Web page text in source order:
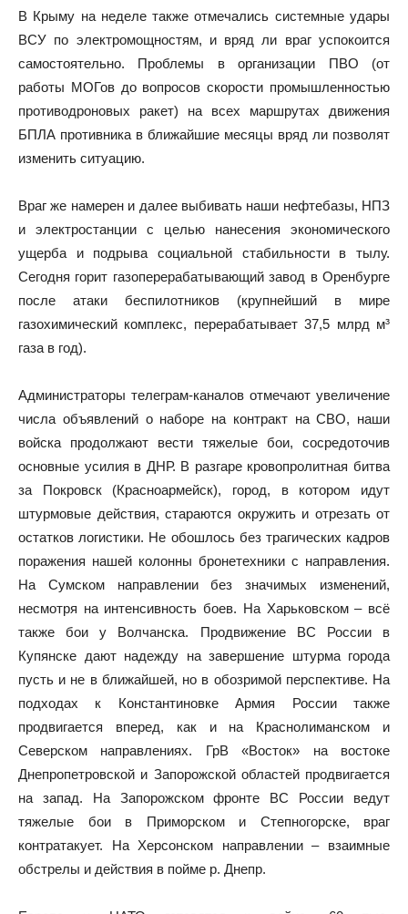
В Крыму на неделе также отмечались системные удары
ВСУ по электромощностям, и вряд ли враг успокоится
самостоятельно. Проблемы в организации ПВО (от
работы МОГов до вопросов скорости промышленностью
противодроновых ракет) на всех маршрутах движения
БПЛА противника в ближайшие месяцы вряд ли позволят
изменить ситуацию.
Враг же намерен и далее выбивать наши нефтебазы, НПЗ
и электростанции с целью нанесения экономического
ущерба и подрыва социальной стабильности в тылу.
Сегодня горит газоперерабатывающий завод в Оренбурге
после атаки беспилотников (крупнейший в мире
газохимический комплекс, перерабатывает 37,5 млрд м³
газа в год).
Администраторы телеграм-каналов отмечают увеличение
числа объявлений о наборе на контракт на СВО, наши
войска продолжают вести тяжелые бои, сосредоточив
основные усилия в ДНР. В разгаре кровопролитная битва
за Покровск (Красноармейск), город, в котором идут
штурмовые действия, стараются окружить и отрезать от
остатков логистики. Не обошлось без трагических кадров
поражения нашей колонны бронетехники с направления.
На Сумском направлении без значимых изменений,
несмотря на интенсивность боев. На Харьковском – всё
также бои у Волчанска. Продвижение ВС России в
Купянске дают надежду на завершение штурма города
пусть и не в ближайшей, но в обозримой перспективе. На
подходах к Константиновке Армия России также
продвигается вперед, как и на Краснолиманском и
Северском направлениях. ГрВ «Восток» на востоке
Днепропетровской и Запорожской областей продвигается
на запад. На Запорожском фронте ВС России ведут
тяжелые бои в Приморском и Степногорске, враг
контратакует. На Херсонском направлении – взаимные
обстрелы и действия в пойме р. Днепр.